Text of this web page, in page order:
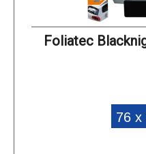
Foliatec
76 x